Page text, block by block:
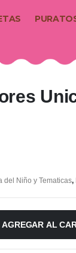
del Niño y Tematicas,
AGREGAR AL